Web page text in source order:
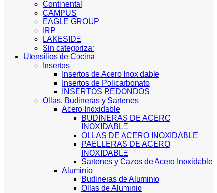
Continental
CAMPUS
EAGLE GROUP
IRP
LAKESIDE
Sin categorizar
Utensilios de Cocina
Insertos
Insertos de Acero Inoxidable
Insertos de Policarbonato
INSERTOS REDONDOS
Ollas, Budineras y Sartenes
Acero Inoxidable
BUDINERAS DE ACERO
INOXIDABLE
OLLAS DE ACERO INOXIDABLE
PAELLERAS DE ACERO
INOXIDABLE
Sartenes y Cazos de Acero Inoxidable
Aluminio
Budineras de Aluminio
Ollas de Aluminio